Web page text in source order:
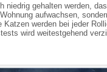
niedrig gehalten werden,
aufwachsen,
Katzen werden bei jeder
wird weitestgehend